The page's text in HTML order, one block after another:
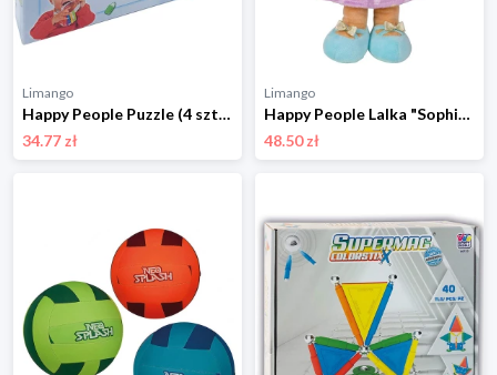
Limango
Happy People Puzzle (4 szt.) - 2+ rozmiar: onesize
34.77 zł
Limango
Happy People Lalka "Sophia" - 0+ rozmiar: onesize
48.50 zł